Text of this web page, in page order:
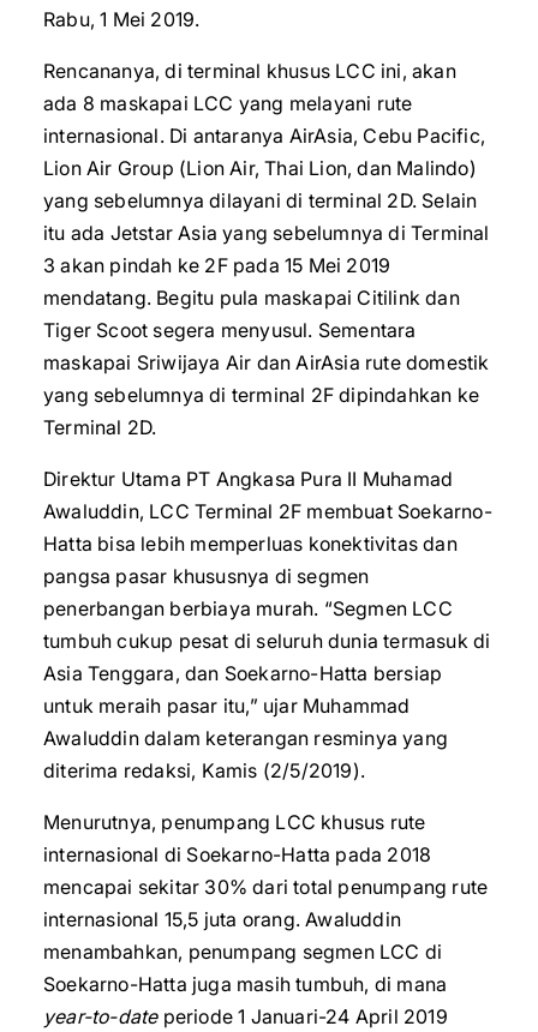
Rabu, 1 Mei 2019.
Rencananya, di terminal khusus LCC ini, akan
ada 8 maskapai LCC yang melayani rute
internasional. Di antaranya AirAsia, Cebu Pacific,
Lion Air Group (Lion Air, Thai Lion, dan Malindo)
yang sebelumnya dilayani di terminal 2D. Selain
itu ada Jetstar Asia yang sebelumnya di Terminal
3 akan pindah ke 2F pada 15 Mei 2019
mendatang. Begitu pula maskapai Citilink dan
Tiger Scoot segera menyusul. Sementara
maskapai Sriwijaya Air dan AirAsia rute domestik
yang sebelumnya di terminal 2F dipindahkan ke
Terminal 2D.
Direktur Utama PT Angkasa Pura II Muhamad
Awaluddin, LCC Terminal 2F membuat Soekarno-
Hatta bisa lebih memperluas konektivitas dan
pangsa pasar khususnya di segmen
penerbangan berbiaya murah. “Segmen LCC
tumbuh cukup pesat di seluruh dunia termasuk di
Asia Tenggara, dan Soekarno-Hatta bersiap
untuk meraih pasar itu,” ujar Muhammad
Awaluddin dalam keterangan resminya yang
diterima redaksi, Kamis (2/5/2019).
Menurutnya, penumpang LCC khusus rute
internasional di Soekarno-Hatta pada 2018
mencapai sekitar 30% dari total penumpang rute
internasional 15,5 juta orang. Awaluddin
menambahkan, penumpang segmen LCC di
Soekarno-Hatta juga masih tumbuh, di mana
year-to-dateperiode 1 Januari-24 April 2019